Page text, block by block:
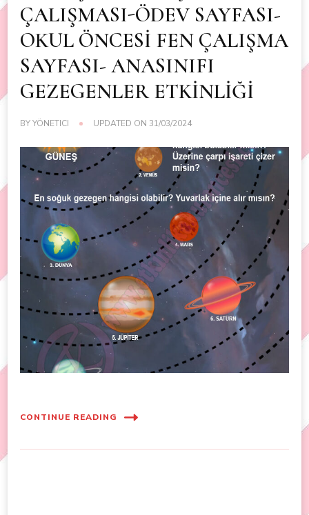
ÇALIŞMASI-ÖDEV SAYFASI-
OKUL ÖNCESİ FEN ÇALIŞMA
SAYFASI- ANASINIFI
GEZEGENLER ETKİNLİĞİ
BYYÖNETICI UPDATED ON 31/03/2024
CONTINUE READING